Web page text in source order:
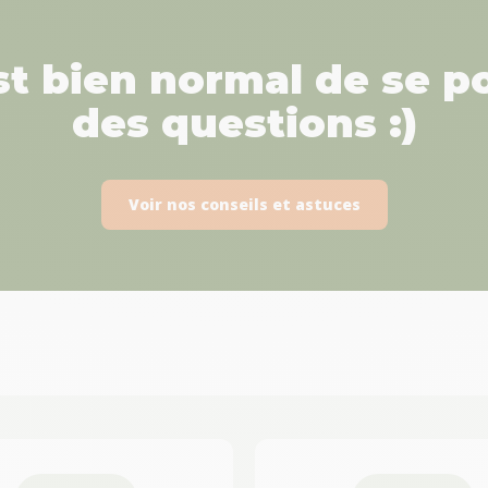
bien normal de se
des questions :)
Voir nos conseils et astuces